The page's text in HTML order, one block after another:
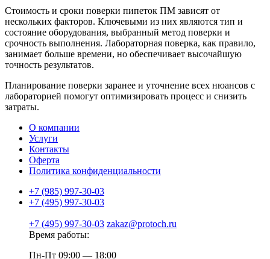
Стоимость и сроки поверки пипеток ПМ зависят от
нескольких факторов. Ключевыми из них являются тип и
состояние оборудования, выбранный метод поверки и
срочность выполнения. Лабораторная поверка, как правило,
занимает больше времени, но обеспечивает высочайшую
точность результатов.
Планирование поверки заранее и уточнение всех нюансов с
лабораторией помогут оптимизировать процесс и снизить
затраты.
О компании
Услуги
Контакты
Оферта
Политика конфиденциальности
+7 (985) 997-30-03
+7 (495) 997-30-03
+7 (495) 997-30-03 zakaz@protoch.ru
Время работы:
Пн-Пт 09:00 — 18:00